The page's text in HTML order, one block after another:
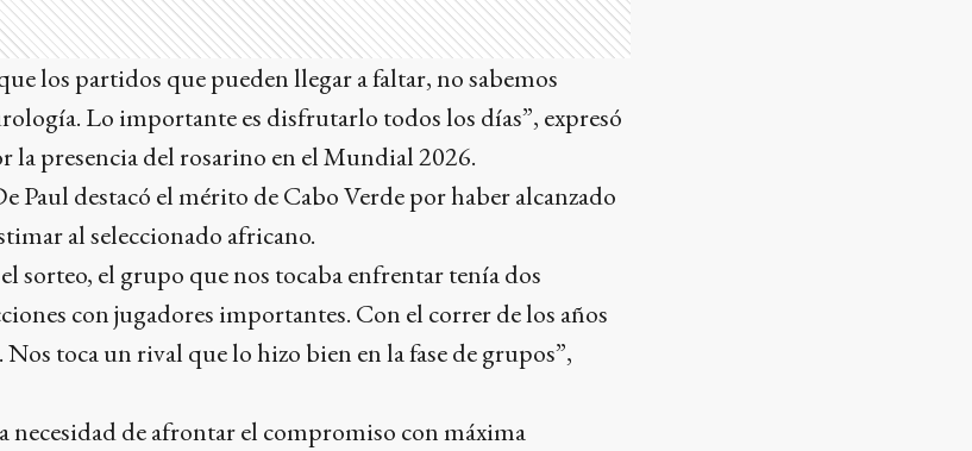
los partidos que pueden llegar a faltar, no sabemos
Lo importante es disfrutarlo todos los días”, expresó
la presencia del rosarino en el Mundial 2026.
Paul destacó el mérito de Cabo Verde por haber alcanzado
al seleccionado africano.
sorteo, el grupo que nos tocaba enfrentar tenía dos
con jugadores importantes. Con el correr de los años
toca un rival que lo hizo bien en la fase de grupos”,
necesidad de afrontar el compromiso con máxima